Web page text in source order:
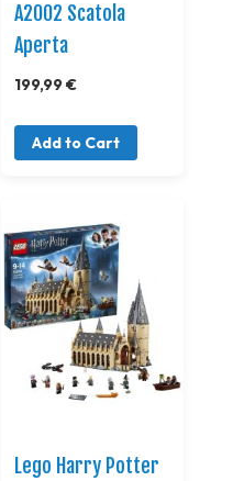
A2002 Scatola
Aperta
199,99 €
Add to Cart
Lego Harry Potter